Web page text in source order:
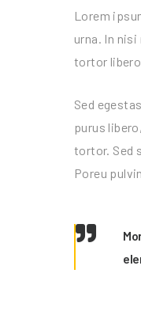
Lorem
urna. In
tortor
Sed
purus
tortor. Sed
Poreu